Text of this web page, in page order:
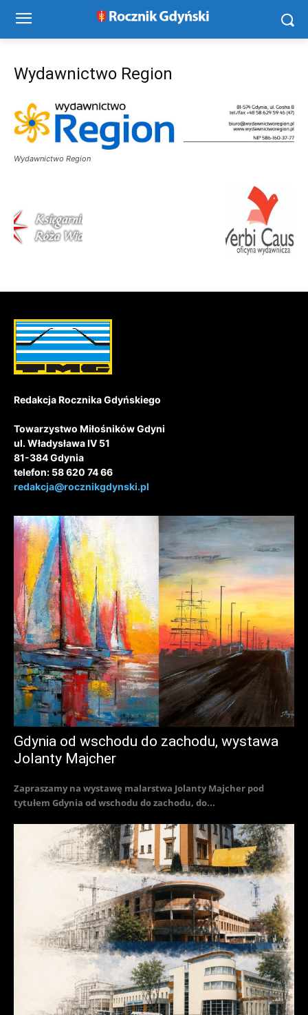
Wydawnictwo Region
Wydawnictwo Region
Redakcja Rocznika Gdyńskiego
Towarzystwo Miłośników Gdyni
ul. Władysława IV 51
81-384 Gdynia
telefon: 58 620 74 66
redakcja@rocznikgdynski.pl
Gdynia od wschodu do zachodu, wystawa
Jolanty Majcher
Zapraszamy na wystawę malarstwa Jolanty Majcher pod
tytułem Gdynia od wschodu do zachodu, do...